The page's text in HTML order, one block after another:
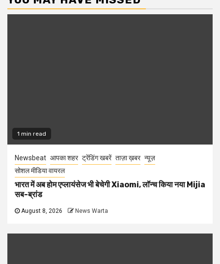
1 min read
Newsbeat आपका शहर ट्रेंडिंग खबरें ताज़ा ख़बर न्यूज़
सोशल मीडिया वायरल
भारत में अब होम एप्लायंसेज भी बेचेगी Xiaomi, लॉन्च किया नया Mijia
सब-ब्रांड
August 8, 2026 News Warta